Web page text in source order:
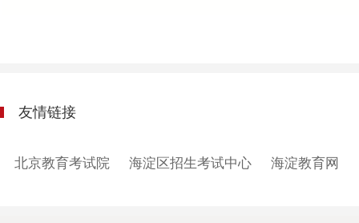
友情链接
北京教育考试院 海淀区招生考试中心 海淀教育网